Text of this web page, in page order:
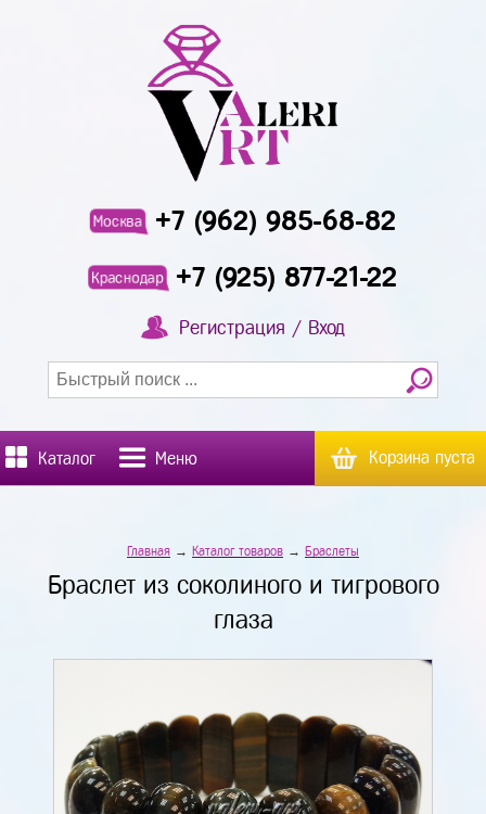
Москва +7 (962) 985-68-82
Краснодар +7 (925) 877-21-22
Регистрация / Вход
Каталог Меню Корзина пуста
Главная → Каталог товаров → Браслеты
Браслет из соколиного и тигрового
глаза